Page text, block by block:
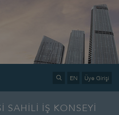
EN Üye Girişi
SAHİLİ İŞ KONSEYİ